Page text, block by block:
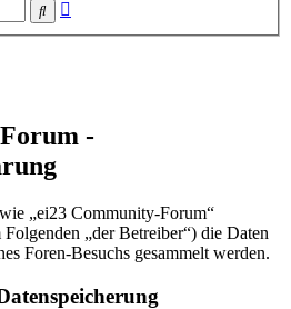
Suche
-
„ei23 Community-Forum“
„der Betreiber“) die Daten
Foren-Besuchs gesammelt werden.